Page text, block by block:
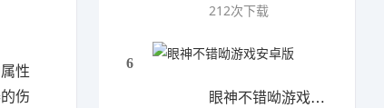
性
伤
212次下载
6
眼神不错呦游戏安卓版